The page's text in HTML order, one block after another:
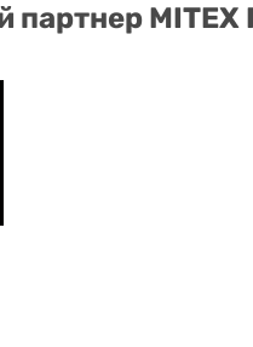
партнер